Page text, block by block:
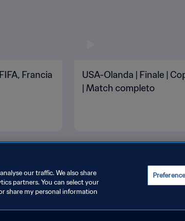
Francia
USA-Olanda | Finale |
| Match completo
PER I COOKIES
our traffic. We also share
partners. You can select your
share my personal information